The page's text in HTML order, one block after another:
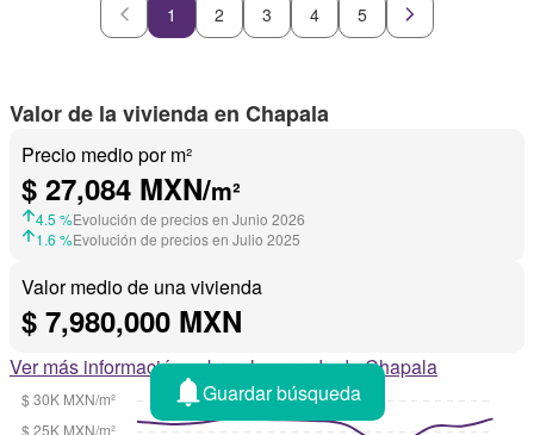
1 2 3 4 5
Valor de la vivienda en Chapala
Precio medio por m²
$ 27,084 MXN/m²
4.5 %Evolución de precios en Junio 2026
1.6 %Evolución de precios en Julio 2025
Valor medio de una vivienda
$ 7,980,000 MXN
Ver más información sobre el mercado de Chapala
Guardar búsqueda